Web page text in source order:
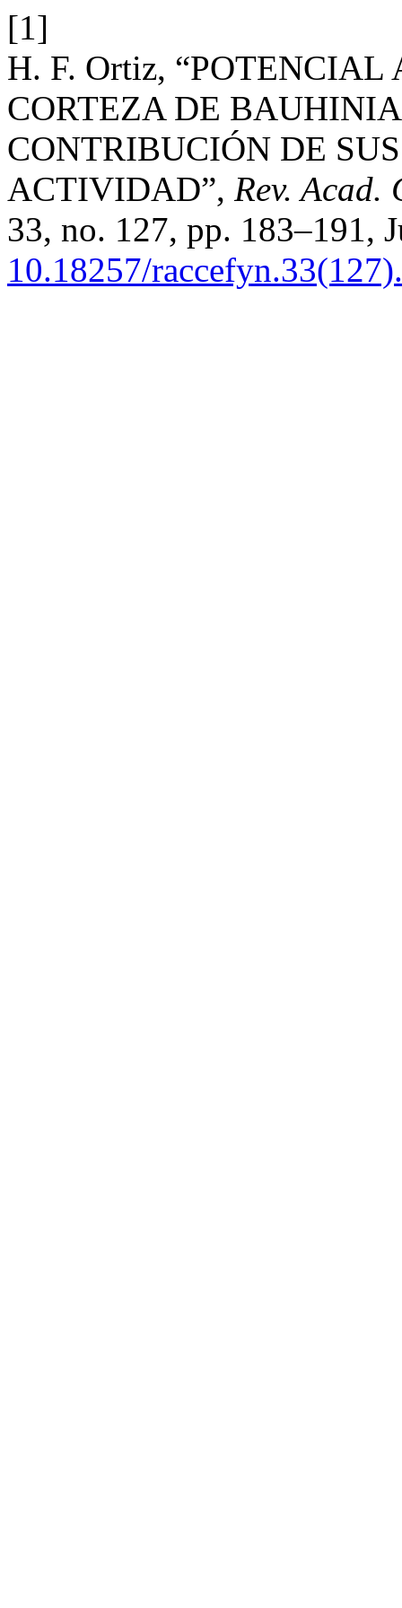
[1]
H. F. Ortiz,
CORTEZA DE
CONTRIBUCIÓN DE
ACTIVIDAD”, Rev. Acad.
33, no. 127, pp. 183–191,
10.18257/